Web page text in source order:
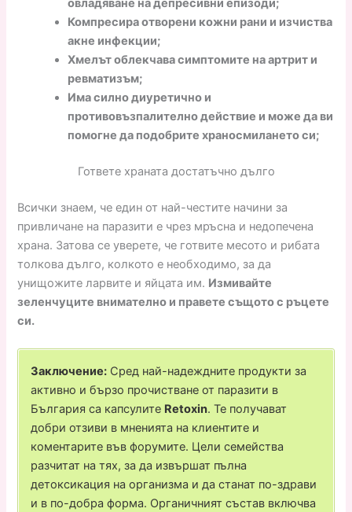
овладяване на депресивни епизоди;
Компресира отворени кожни рани и изчиства
акне инфекции;
Хмелът облекчава симптомите на артрит и
ревматизъм;
Има силно диуретично и
противовъзпалително действие и може да ви
помогне да подобрите храносмилането си;
Гответе храната достатъчно дълго
Всички знаем, че един от най-честите начини за
привличане на паразити е чрез мръсна и недопечена
храна. Затова се уверете, че готвите месото и рибата
толкова дълго, колкото е необходимо, за да
унищожите ларвите и яйцата им. Измивайте
зеленчуците внимателно и правете същото с ръцете
си.
Заключение: Сред най-надеждните продукти за
активно и бързо прочистване от паразити в
България са капсулите Retoxin. Те получават
добри отзиви в мненията на клиентите и
коментарите във форумите. Цели семейства
разчитат на тях, за да извършат пълна
детоксикация на организма и да станат по-здрави
и в по-добра форма. Органичният състав включва